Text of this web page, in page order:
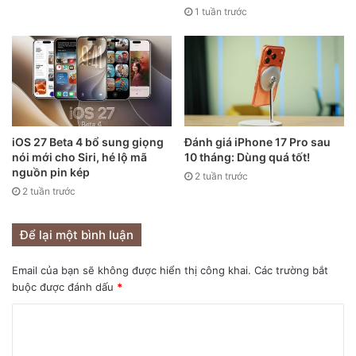
Ảnh minh họa.
Đây đều là những chiếc iPhone mạnh mẽ và bền bỉ.
Chúng cũng chụp được những bức ảnh đẹp nhất và cung
cấp nhiều tính năng nhất.
Liệu các mẫu iPhone 17 có tốt hơn dòng iPhone 16
hay không? Chắc chắn là có, mỗi thế hệ iPhone tiếp theo
Nâng cấp ngay để trải nghiệm Apple Intelligence
Hiện tại, cặp iPhone 15 Pro và dòng iPhone 16 đều hỗ trợ
Apple Intelligence. Điều này cũng áp dụng cho Visual
1 tuần trước
iOS 27 Beta 4 bổ sung giọng
nói mới cho Siri, hé lộ mã
nguồn pin kép
2 tuần trước
Đánh giá iPhone 17 Pro sau
10 tháng: Dùng quá tốt!
2 tuần trước
Để lại một bình luận
Email của bạn sẽ không được hiển thị công khai. Các trường bắt
buộc được đánh dấu *